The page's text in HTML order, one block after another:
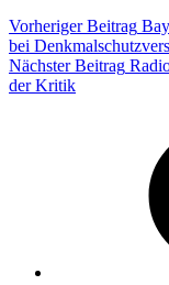
Vorheriger Beitrag
bei
Nächster Beitrag
der Kritik